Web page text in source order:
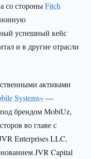
со стороныFitch
успешный кейс
и в другие отрасли
активами
Systems» —
брендом MobiUz,
во главе с
Enterprises LLC,
JVR Capital